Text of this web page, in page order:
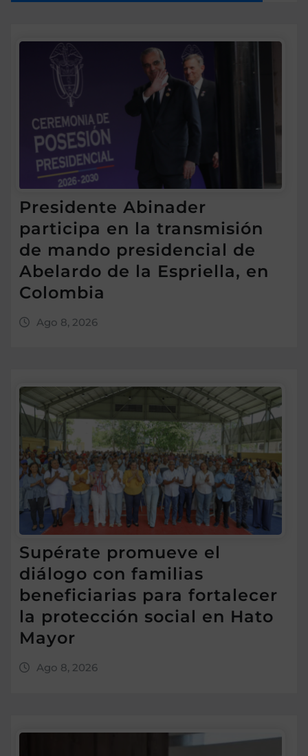
Presidente Abinader
participa en la transmisión
de mando presidencial de
Abelardo de la Espriella, en
Colombia
Ago 8, 2026
Supérate promueve el
diálogo con familias
beneficiarias para fortalecer
la protección social en Hato
Mayor
Ago 8, 2026